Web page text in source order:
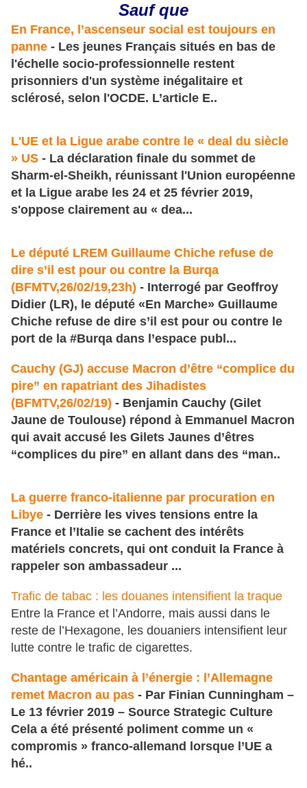
Sauf que
En France, l’ascenseur social est toujours en
panne - Les jeunes Français situés en bas de
l'échelle socio-professionnelle restent
prisonniers d'un système inégalitaire et
sclérosé, selon l'OCDE. L’article E..
L'UE et la Ligue arabe contre le « deal du siècle
» US - La déclaration finale du sommet de
Sharm-el-Sheikh, réunissant l'Union européenne
et la Ligue arabe les 24 et 25 février 2019,
s'oppose clairement au « dea...
Le député LREM Guillaume Chiche refuse de
dire s’il est pour ou contre la Burqa
(BFMTV,26/02/19,23h) - Interrogé par Geoffroy
Didier (LR), le député «En Marche» Guillaume
Chiche refuse de dire s’il est pour ou contre le
port de la #Burqa dans l’espace publ...
Cauchy (GJ) accuse Macron d’être “complice du
pire” en rapatriant des Jihadistes
(BFMTV,26/02/19) - Benjamin Cauchy (Gilet
Jaune de Toulouse) répond à Emmanuel Macron
qui avait accusé les Gilets Jaunes d’êtres
“complices du pire” en allant dans des “man..
La guerre franco-italienne par procuration en
Libye - Derrière les vives tensions entre la
France et l’Italie se cachent des intérêts
matériels concrets, qui ont conduit la France à
rappeler son ambassadeur ...
Trafic de tabac : les douanes intensifient la traque
Entre la France et l’Andorre, mais aussi dans le
reste de l’Hexagone, les douaniers intensifient leur
lutte contre le trafic de cigarettes.
Chantage américain à l’énergie : l’Allemagne
remet Macron au pas - Par Finian Cunningham –
Le 13 février 2019 – Source Strategic Culture
Cela a été présenté poliment comme un «
compromis » franco-allemand lorsque l’UE a
hé..